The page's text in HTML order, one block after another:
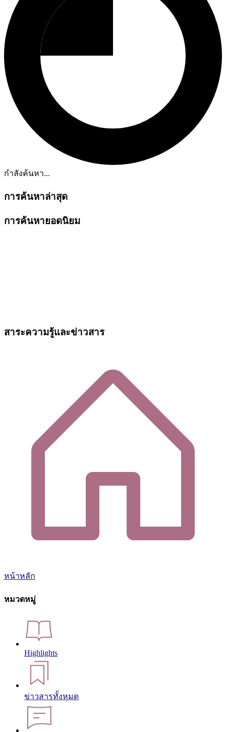
กำลังค้นหา...
การค้นหาล่าสุด
การค้นหายอดนิยม
สาระความรู้และข่าวสาร
หน้าหลัก
หมวดหมู่
Highlights
ข่าวสารทั้งหมด